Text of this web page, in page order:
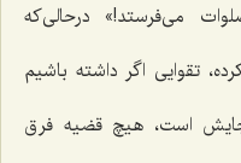
می‌فرستد!» درحالی‌که
تقوایی اگر داشته باشیم
است، هیچ قضیه فرق